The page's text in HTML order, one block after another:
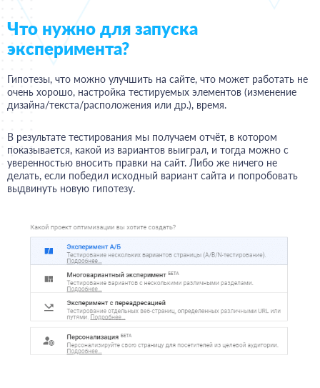
Что нужно для запуска
эксперимента?
Гипотезы, что можно улучшить на сайте, что может работать не
очень хорошо, настройка тестируемых элементов (изменение
дизайна/текста/расположения или др.), время.
В результате тестирования мы получаем отчёт, в котором
показывается, какой из вариантов выиграл, и тогда можно с
уверенностью вносить правки на сайт. Либо же ничего не
делать, если победил исходный вариант сайта и попробовать
выдвинуть новую гипотезу.